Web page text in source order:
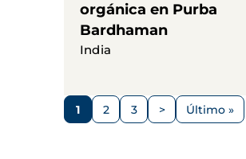
orgánica en Purba
Bardhaman
India
Paginación
Página
1 Página
2 Página
3
Siguiente
>
Última
Último »